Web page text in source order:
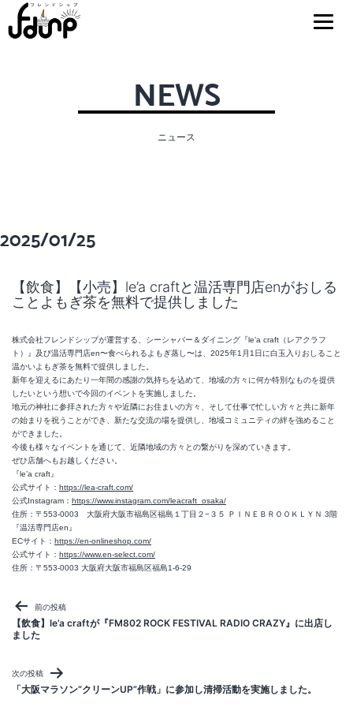
NEWS
ニュース
2025/01/25
【飲食】【小売】le’a craftと温活専門店enがおしる
ことよもぎ茶を無料で提供しました
株式会社フレンドシップが運営する、シーシャバー＆ダイニング『le’a craft（レアクラフ
ト）』及び温活専門店en〜食べられるよもぎ蒸し〜は、2025年1月1日に白玉入りおしること
温かいよもぎ茶を無料で提供しました。
新年を迎えるにあたり一年間の感謝の気持ちを込めて、地域の方々に何か特別なものを提供
したいという想いで今回のイベントを実施しました。
地元の神社に参拝された方々や近隣にお住まいの方々、そして仕事で忙しい方々と共に新年
の始まりを祝うことができ、新たな交流の場を提供し、地域コミュニティの絆を強めること
ができました。
今後も様々なイベントを通じて、近隣地域の方々との繋がりを深めていきます。
ぜひ店舗へもお越しください。
『le’a craft』
公式サイト： https://lea-craft.com/
公式Instagram： https://www.instagram.com/leacraft_osaka/
住所：〒553-0003 大阪府大阪市福島区福島１丁目２−３５ ＰＩＮＥＢＲＯＯＫＬＹＮ 3階
『温活専門店en』
ECサイト： https://en-onlineshop.com/
公式サイト： https://www.en-select.com/
住所：〒553-0003 大阪府大阪市福島区福島1-6-29
投
稿
ナ
ゲ
ー
前の投稿
【飲食】le’a craftが『FM802 ROCK FESTIVAL RADIO CRAZY』に出店し
ました
次の投稿
「大阪マラソン“クリーンUP”作戦」に参加し清掃活動を実施しました。